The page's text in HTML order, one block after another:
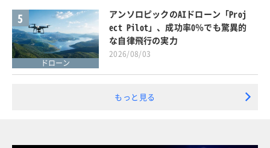
5
ドローン
アンソロピックのAIドローン「Proj
ect Pilot」、成功率0％でも驚異的
な自律飛行の実力
2026/08/03
もっと見る